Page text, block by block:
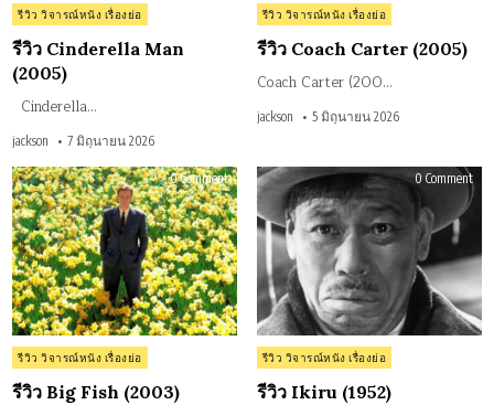
Posted
in
รีวิว วิจารณ์หนัง เรื่องย่อ
รีวิว Cinderella Man
(2005)
Cinderella…
jackson 7 มิถุนายน 2026
Posted
in
รีวิว วิจารณ์หนัง เรื่องย่อ
รีวิว Coach Carter (2005)
Coach Carter (200…
jackson 5 มิถุนายน 2026
0 Commenton
รีวิว
Big
Fish
(2003)
Posted
in
รีวิว วิจารณ์หนัง เรื่องย่อ
รีวิว Big Fish (2003)
0 Commenton
รีวิว
Posted
in
รีวิว วิจารณ์หนัง เรื่องย่อ
รีวิว Ikiru (1952)